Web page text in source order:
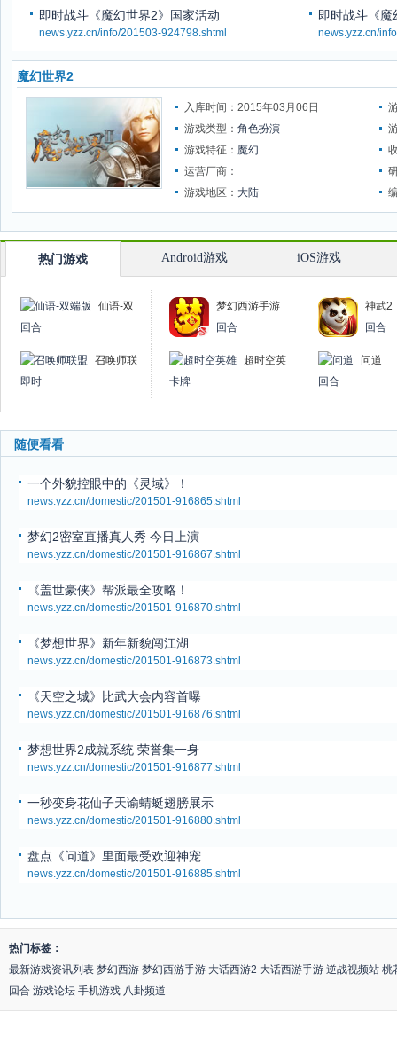
即时战斗《魔幻世界2》国家活动
news.yzz.cn/info/201503-924798.shtml
即时战斗《
news.yzz.cn/
魔幻世界2
入库时间：2015年03月06日
游戏类型： 角色扮演
游戏特征： 魔幻
运营厂商：
游戏地区： 大陆
热门游戏 Android游戏 iOS游戏
仙语-双
回合
梦幻西游手游
回合
神武2
回合
召唤师联
即时
超时空英
卡牌
问道
回合
随便看看
一个外貌控眼中的《灵域》！
news.yzz.cn/domestic/201501-916865.shtml
梦幻2密室直播真人秀 今日上演
news.yzz.cn/domestic/201501-916867.shtml
《盖世豪侠》帮派最全攻略！
news.yzz.cn/domestic/201501-916870.shtml
《梦想世界》新年新貌闯江湖
news.yzz.cn/domestic/201501-916873.shtml
《天空之城》比武大会内容首曝
news.yzz.cn/domestic/201501-916876.shtml
梦想世界2成就系统 荣誉集一身
news.yzz.cn/domestic/201501-916877.shtml
一秒变身花仙子天谕蜻蜓翅膀展示
news.yzz.cn/domestic/201501-916880.shtml
盘点《问道》里面最受欢迎神宠
news.yzz.cn/domestic/201501-916885.shtml
热门标签：
最新游戏资讯列表 梦幻西游 梦幻西游手游 大话西游2 大话西游手游 逆战视频站 桃
回合 游戏论坛 手机游戏 八卦频道